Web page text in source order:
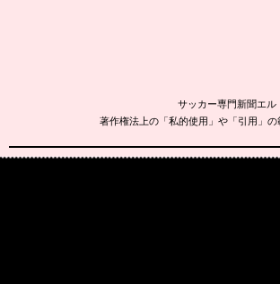
サッカー専門新聞エル
著作権法上の「私的使用」や「引用」